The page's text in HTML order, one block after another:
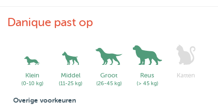
Danique past op
Klein
(0-10 kg)
Middel
(11-25 kg)
Groot
(26-45 kg)
Reus
(> 45 kg)
Katten
Overige voorkeuren